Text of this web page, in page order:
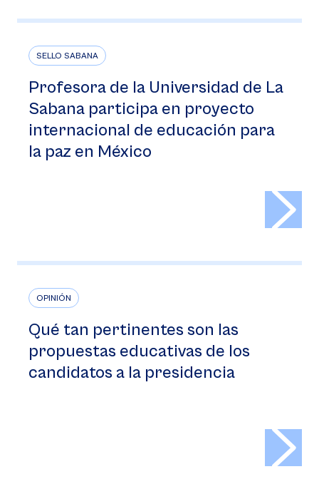
SELLO SABANA
Profesora de la Universidad de La
Sabana participa en proyecto
internacional de educación para
la paz en México
OPINIÓN
Qué tan pertinentes son las
propuestas educativas de los
candidatos a la presidencia